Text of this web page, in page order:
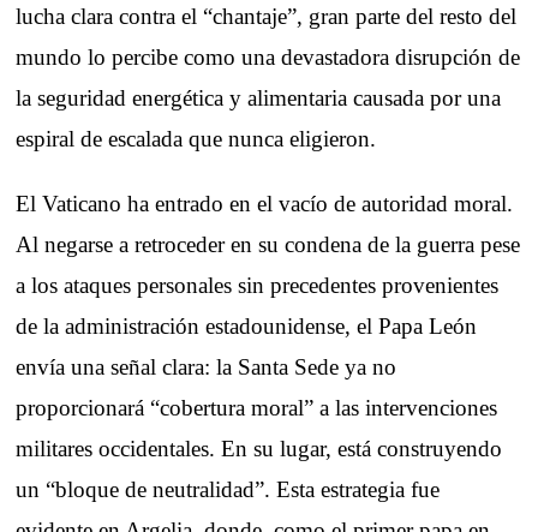
lucha clara contra el “chantaje”, gran parte del resto del
mundo lo percibe como una devastadora disrupción de
la seguridad energética y alimentaria causada por una
espiral de escalada que nunca eligieron.
El Vaticano ha entrado en el vacío de autoridad moral.
Al negarse a retroceder en su condena de la guerra pese
a los ataques personales sin precedentes provenientes
de la administración estadounidense, el Papa León
envía una señal clara: la Santa Sede ya no
proporcionará “cobertura moral” a las intervenciones
militares occidentales. En su lugar, está construyendo
un “bloque de neutralidad”. Esta estrategia fue